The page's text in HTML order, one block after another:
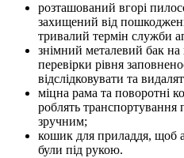
розташований вгорі
захищений від
тривалий термін служби
знімний металевий бак на
перевірки рівня
відслідковувати та
міцна рама та поворотні
роблять транспортування
зручним;
кошик для приладдя, щоб
були під рукою.